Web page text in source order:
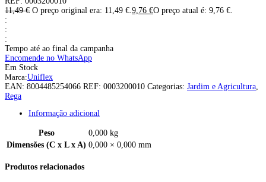
11,49€ O preço original era: 11,49 €. 9,76 €O preço atual é: 9,76 €.
:
:
:
Tempo até ao final da campanha
Encomende no WhatsApp
Em Stock
Marca:Uniflex
EAN: 8004485254066 REF: 0003200010 Categorias: Jardim e Agricultura
Rega
Informação adicional
Peso
0,000 kg
Dimensões (C x L x A) 0,000 × 0,000 mm
Produtos relacionados